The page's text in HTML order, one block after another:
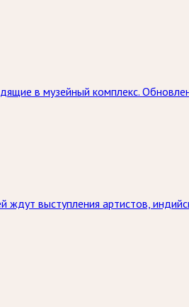
в музейный комплекс.
выступления артистов,